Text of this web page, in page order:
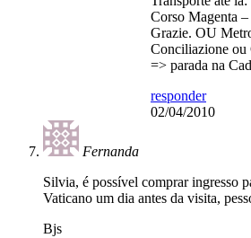
Corso Magenta
Grazie. OU
Conciliazione
=> parada na
responder
02/04/2010
Fernanda
Silvia, é possível comprar ingresso
Vaticano um dia antes da visita,
Bjs